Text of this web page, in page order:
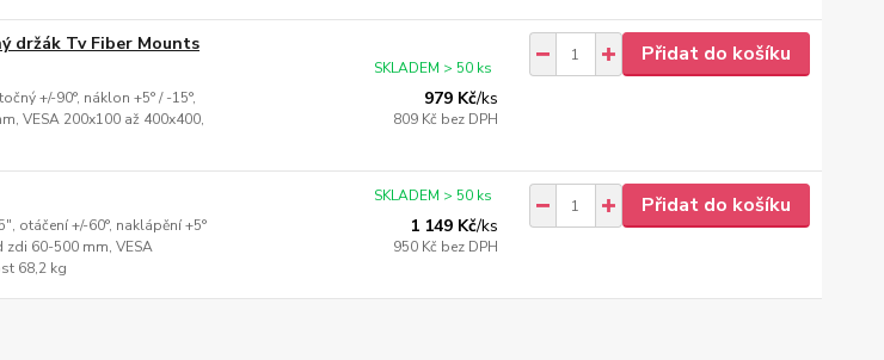
držák Tv Fiber Mounts
+/-90°, náklon +5° / -15°,
VESA 200x100 až 400x400,
979 Kč/ks
809 Kč bez DPH
SKLADEM > 50 ks
Přidat do košíku
otáčení +/-60°, naklápění +5°
zdi 60-500 mm, VESA
68,2 kg
1 149 Kč/ks
950 Kč bez DPH
SKLADEM > 50 ks Přidat do košíku